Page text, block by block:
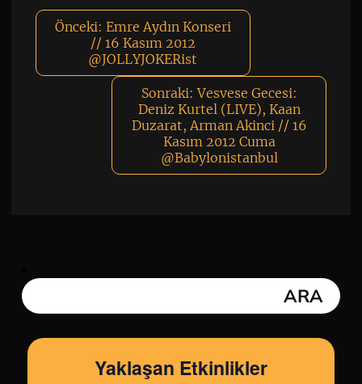
Önceki: Emre Aydın Konseri
// 16 Kasım 2012
@JOLLYJOKERist
Sonraki: Vesvese Gecesi:
Deniz Kurtel (LIVE), Kaan
Duzarat, Arman Akinci // 16
Kasım 2012 Cuma
@Babylonistanbul
Yaklaşan Etkinlikler